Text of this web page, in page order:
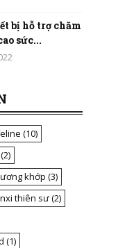
bị hỗ trợ chăm
sức...
(10)
(2)
khớp (3)
thiên sư(2)
(1)